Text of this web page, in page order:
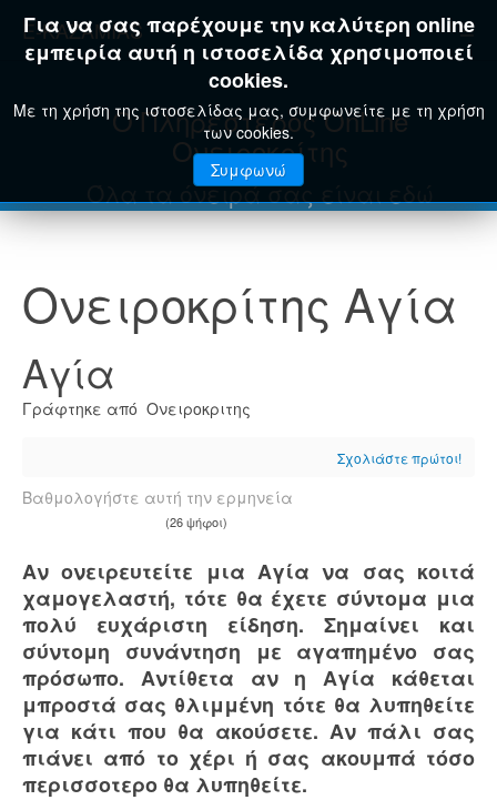
E-KAZAMIAS
Για να σας παρέχουμε την καλύτερη online
εμπειρία αυτή η ιστοσελίδα χρησιμοποιεί
cookies.
Με τη χρήση της ιστοσελίδας μας, συμφωνείτε με τη χρήση
των cookies.
Συμφωνώ
Ο Πληρέστερος OnLine
Ονειροκρίτης
Όλα τα όνειρά σας είναι εδώ
Ονειροκρίτης Αγία
Αγία
Γράφτηκε από Ονειροκριτης
Σχολιάστε πρώτοι!
Βαθμολογήστε αυτή την ερμηνεία
(26 ψήφοι)
Αν ονειρευτείτε μια Αγία να σας κοιτά
χαμογελαστή, τότε θα έχετε σύντομα μια
πολύ ευχάριστη είδηση. Σημαίνει και
σύντομη συνάντηση με αγαπημένο σας
πρόσωπο. Αντίθετα αν η Αγία κάθεται
μπροστά σας θλιμμένη τότε θα λυπηθείτε
για κάτι που θα ακούσετε. Αν πάλι σας
πιάνει από το χέρι ή σας ακουμπά τόσο
περισσοτερο θα λυπηθείτε.